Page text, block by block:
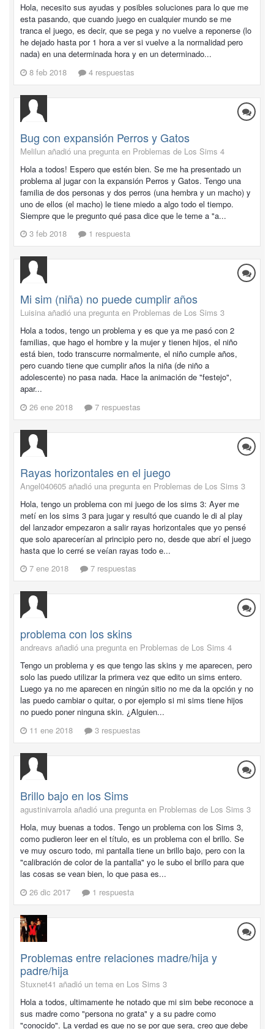
Hola, necesito sus ayudas y posibles soluciones para lo que me
esta pasando, que cuando juego en cualquier mundo se me
tranca el juego, es decir, que se pega y no vuelve a reponerse (lo
he dejado hasta por 1 hora a ver si vuelve a la normalidad pero
nada) en una determinada hora y en un determinado...
8 feb 2018
4 respuestas
Bug con expansión Perros y Gatos
Melilun añadió una pregunta en Problemas de Los Sims 4
Hola a todos! Espero que estén bien. Se me ha presentado un
problema al jugar con la expansión Perros y Gatos. Tengo una
familia de dos personas y dos perros (una hembra y un macho) y
uno de ellos (el macho) le tiene miedo a algo todo el tiempo.
Siempre que le pregunto qué pasa dice que le teme a "a...
3 feb 2018
1 respuesta
Mi sim (niña) no puede cumplir años
Luisina añadió una pregunta en Problemas de Los Sims 3
Hola a todos, tengo un problema y es que ya me pasó con 2
familias, que hago el hombre y la mujer y tienen hijos, el niño
está bien, todo transcurre normalmente, el niño cumple años,
pero cuando tiene que cumplir años la niña (de niño a
adolescente) no pasa nada. Hace la animación de "festejo",
apar...
26 ene 2018
7 respuestas
Rayas horizontales en el juego
Angel040605 añadió una pregunta en Problemas de Los Sims 3
Hola, tengo un problema con mi juego de los sims 3: Ayer me
metí en los sims 3 para jugar y resultó que cuando le di al play
del lanzador empezaron a salir rayas horizontales que yo pensé
que solo aparecerían al principio pero no, desde que abrí el juego
hasta que lo cerré se veían rayas todo e...
7 ene 2018
7 respuestas
problema con los skins
andreavs añadió una pregunta en Problemas de Los Sims 4
Tengo un problema y es que tengo las skins y me aparecen, pero
solo las puedo utilizar la primera vez que edito un sims entero.
Luego ya no me aparecen en ningún sitio no me da la opción y no
las puedo cambiar o quitar, o por ejemplo si mi sims tiene hijos
no puedo poner ninguna skin. ¿Alguien...
11 ene 2018
3 respuestas
Brillo bajo en los Sims
agustinivarrola añadió una pregunta en Problemas de Los Sims 3
Hola, muy buenas a todos. Tengo un problema con los Sims 3,
como pudieron leer en el título, es un problema con el brillo. Se
ve muy oscuro todo, mi pantalla tiene un brillo bajo, pero con la
"calibración de color de la pantalla" yo le subo el brillo para que
las cosas se vean bien, lo que pasa es...
26 dic 2017
1 respuesta
Problemas entre relaciones madre/hija y
padre/hija
Stuxnet41 añadió un tema en Los Sims 3
Hola a todos, ultimamente he notado que mi sim bebe reconoce a
sus madre como "persona no grata" y a su padre como
"conocido". La verdad es que no se por que sera, creo que debe